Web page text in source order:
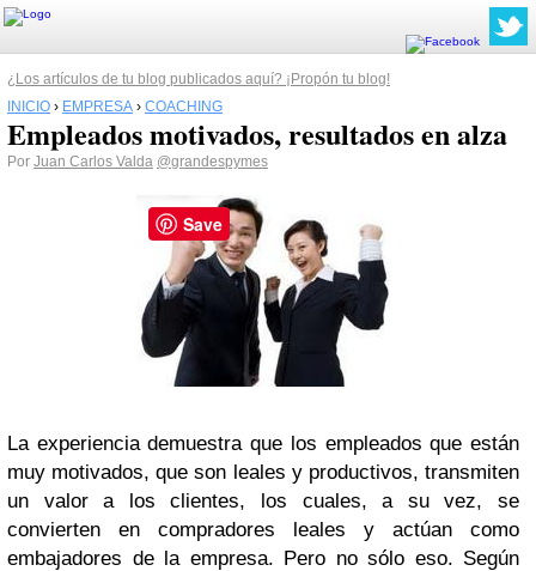
¿Los artículos de tu blog publicados aquí? ¡Propón tu blog!
INICIO › EMPRESA › COACHING
Empleados motivados, resultados en alza
Por Juan Carlos Valda @grandespymes
La experiencia demuestra que los empleados que están
muy motivados, que son leales y productivos, transmiten
un valor a los clientes, los cuales, a su vez, se
convierten en compradores leales y actúan como
embajadores de la empresa. Pero no sólo eso. Según
Save